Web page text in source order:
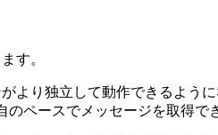
す。
より独立して動作できるよう
ペースでメッセージを取得で